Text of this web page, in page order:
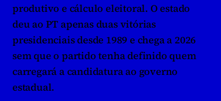
produtivo e cálculo eleitoral. O estado
deu ao PT apenas duas vitórias
presidenciais desde 1989 e chega a 2026
sem que o partido tenha definido quem
carregará a candidatura ao governo
estadual.